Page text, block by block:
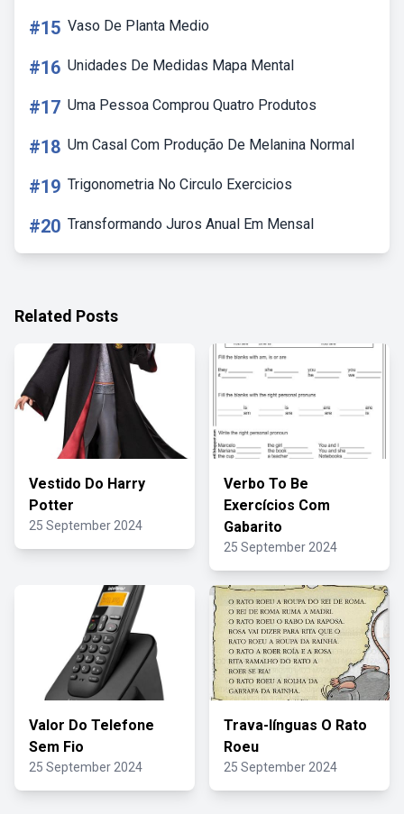
#15 Vaso De Planta Medio
#16 Unidades De Medidas Mapa Mental
#17 Uma Pessoa Comprou Quatro Produtos
#18 Um Casal Com Produção De Melanina Normal
#19 Trigonometria No Circulo Exercicios
#20 Transformando Juros Anual Em Mensal
Related Posts
Vestido Do Harry
Potter
25 September 2024
Verbo To Be
Exercícios Com
Gabarito
25 September 2024
Valor Do Telefone
Sem Fio
25 September 2024
Trava-línguas O Rato
Roeu
25 September 2024